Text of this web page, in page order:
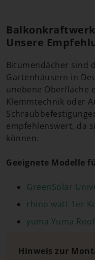
Unsere
Bitumendächer sind
Gartenhäusern in
unebene
Klemmtechnik oder
empfehlenswert, da
können.
Geeignete Modelle
GreenSolar
rhino watt 1er
yuma Yuma
Hinweis zur